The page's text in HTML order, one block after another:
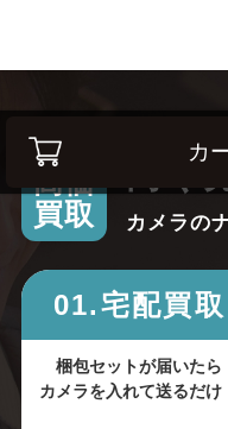
カ
高価
買取
高く
カメラの
01.宅配買取
梱包セットが届いたら
カメラを入れて送るだけ